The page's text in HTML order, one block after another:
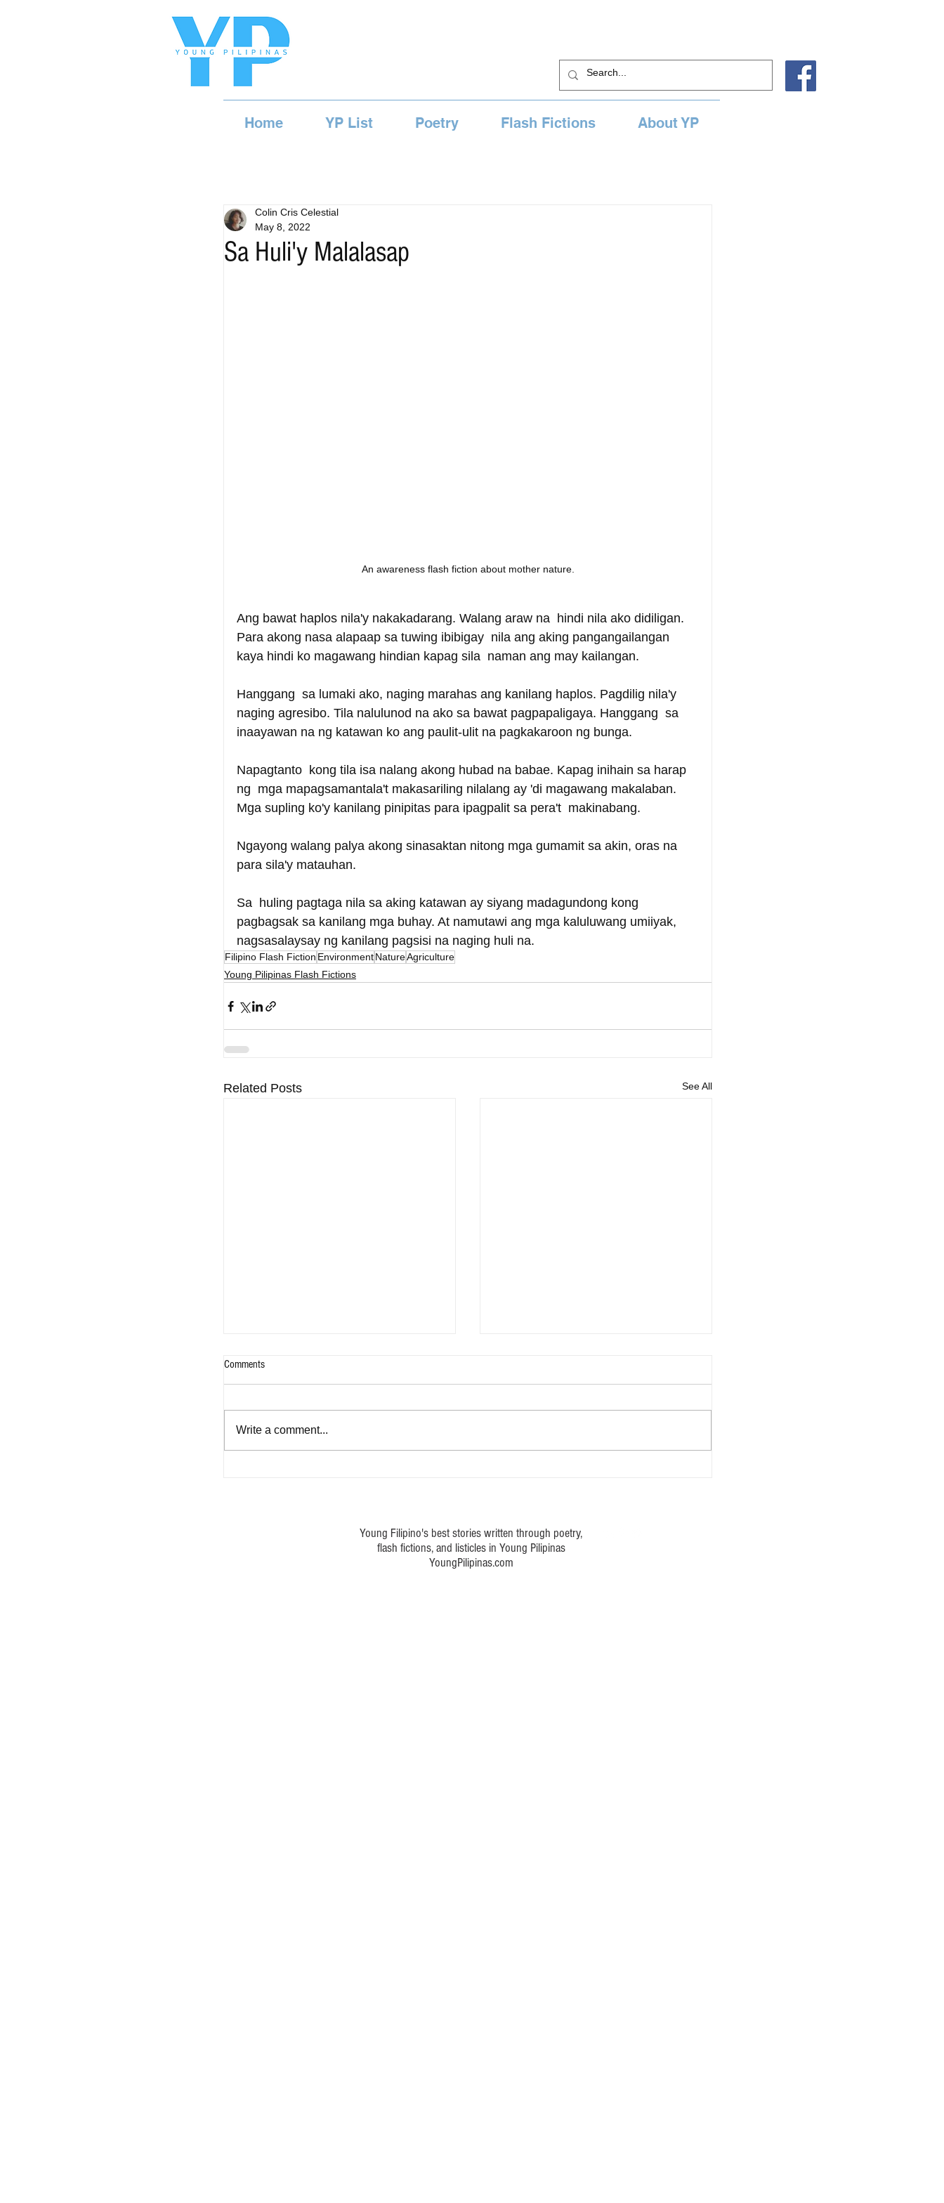
Home YP List Poetry Flash Fictions About YP
Sa Huli'y Malalasap
Colin Cris Celestial
May 8, 2022
An awareness flash fiction about mother nature.
Ang bawat haplos nila'y nakakadarang. Walang araw na  hindi nila ako didiligan.
Para akong nasa alapaap sa tuwing ibibigay  nila ang aking pangangailangan
kaya hindi ko magawang hindian kapag sila  naman ang may kailangan.
Hanggang  sa lumaki ako, naging marahas ang kanilang haplos. Pagdilig nila'y
naging agresibo. Tila nalulunod na ako sa bawat pagpapaligaya. Hanggang  sa
inaayawan na ng katawan ko ang paulit-ulit na pagkakaroon ng bunga.
Napagtanto  kong tila isa nalang akong hubad na babae. Kapag inihain sa harap
ng  mga mapagsamantala't makasariling nilalang ay 'di magawang makalaban.
Mga supling ko'y kanilang pinipitas para ipagpalit sa pera't  makinabang.
Ngayong walang palya akong sinasaktan nitong mga gumamit sa akin, oras na
para sila'y matauhan.
Sa  huling pagtaga nila sa aking katawan ay siyang madagundong kong
pagbagsak sa kanilang mga buhay. At namutawi ang mga kaluluwang umiiyak,
nagsasalaysay ng kanilang pagsisi na naging huli na.
Filipino Flash Fiction EnvironmentNatureAgriculture
Young Pilipinas Flash Fictions
Related Posts See All
Help Me Again - Flash Fiction Ang Daan Pauwi - Flash fiction
Comments
Write a comment...
Young Filipino's best stories written through poetry,
flash fictions, and listicles in Young Pilipinas
YoungPilipinas.com